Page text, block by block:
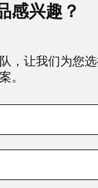
感兴趣？
，让我们为您
。